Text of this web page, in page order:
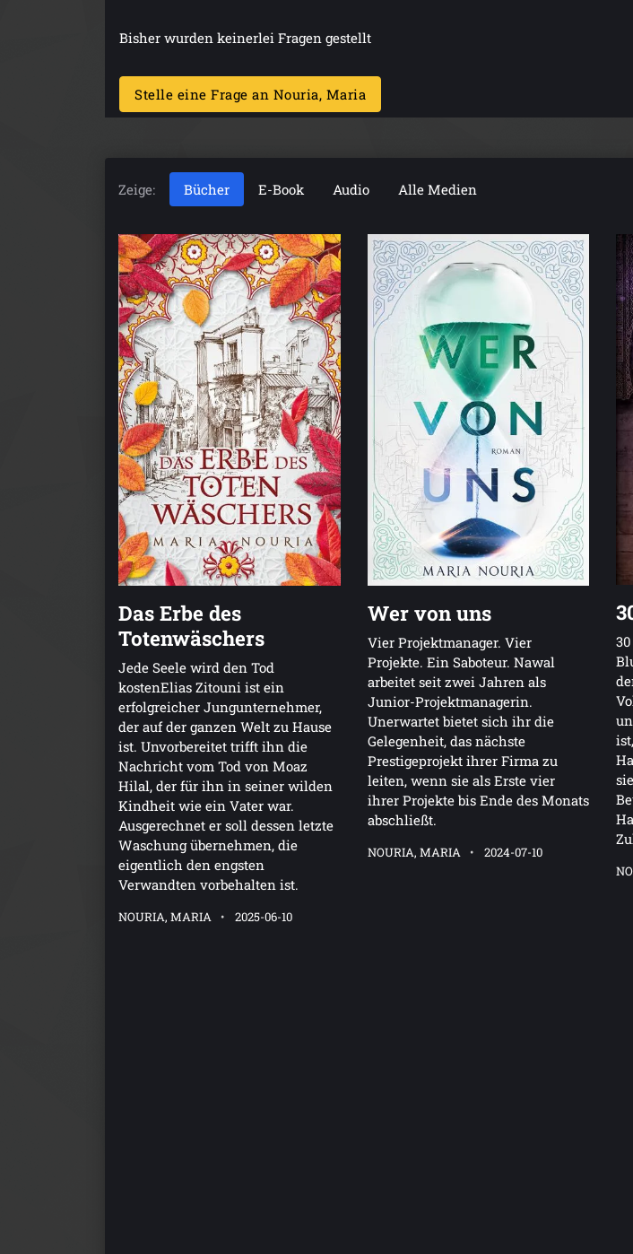
Bisher wurden keinerlei Fragen gestellt
Stelle eine Frage an Nouria, Maria
Zeige: Bücher E-Book Audio Alle Medien
Das Erbe des
Totenwäschers
Jede Seele wird den Tod
kostenElias Zitouni ist ein
erfolgreicher Jungunternehmer,
der auf der ganzen Welt zu Hause
ist. Unvorbereitet trifft ihn die
Nachricht vom Tod von Moaz
Hilal, der für ihn in seiner wilden
Kindheit wie ein Vater war.
Ausgerechnet er soll dessen letzte
Waschung übernehmen, die
eigentlich den engsten
Verwandten vorbehalten ist.
NOURIA, MARIA 2025-06-10
Wer von uns
Vier Projektmanager. Vier
Projekte. Ein Saboteur. Nawal
arbeitet seit zwei Jahren als
Junior-Projektmanagerin.
Unerwartet bietet sich ihr die
Gelegenheit, das nächste
Prestigeprojekt ihrer Firma zu
leiten, wenn sie als Erste vier
ihrer Projekte bis Ende des Monats
abschließt.
NOURIA, MARIA 2024-07-10